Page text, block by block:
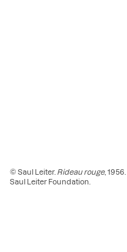
© Saul Leiter. Rideau rouge,
Saul Leiter Foundation.